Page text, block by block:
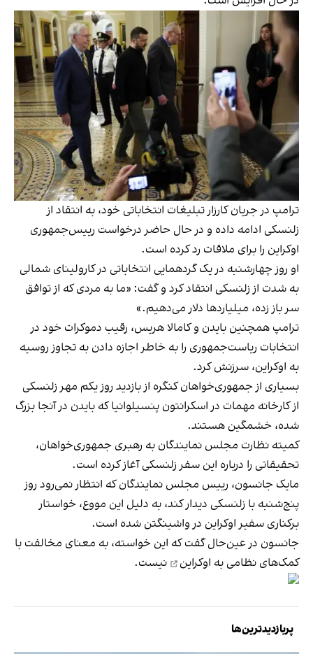
ترامپ در جریان کارزار تبلیغات انتخاباتی خود، به انتقاد از
زلنسکی ادامه داده و در حال حاضر درخواست رییس‌جمهوری
اوکراین را برای ملاقات رد کرده است.
او روز چهارشنبه در یک گردهمایی انتخاباتی در کارولینای شمالی
به شدت از زلنسکی انتقاد کرد و گفت: «ما به مردی که از توافق
سر باز زده، میلیاردها دلار می‌دهیم.»
ترامپ همچنین بایدن و کامالا هریس، رقیب دموکرات خود در
انتخابات ریاست‌جمهوری را به خاطر اجازه دادن به تجاوز روسیه
به اوکراین، سرزنش کرد.
بسیاری از جمهوری‌خواهان کنگره از بازدید روز یکم مهر زلنسکی
از کارخانه مهمات در اسکرانتون پنسیلوانیا که بایدن در آنجا بزرگ
شده، خشمگین هستند.
کمیته نظارت مجلس نمایندگان به رهبری جمهوری‌خواهان،
تحقیقاتی را درباره این سفر زلنسکی آغاز کرده است.
مایک جانسون، رییس مجلس نمایندگان که انتظار نمی‌رود روز
پنج‌شنبه با زلنسکی دیدار کند، به دلیل این مووع، خواستار
برکناری سفیر اوکراین در واشینگتن شده است.
جانسون در عین‌حال گفت که این خواسته، به معنای مخالفت با
کمک‌های نظامی به اوکراین
نیست.
پربازدیدترین‌ها